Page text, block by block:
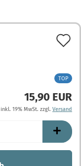
TOP
15,90 EUR
inkl. 19% MwSt. zzgl. Versand